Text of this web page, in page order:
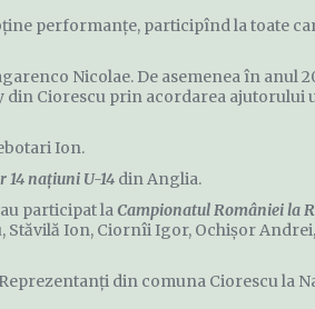
performanţe, participînd la toate
Nicolae. De asemenea în anul
din Ciorescu prin acordarea
Ion.
14 naţiuni U-14 din Anglia.
participat laCampionatul României la
Stăvilă Ion, Ciornîi Igor, Ochişor
din comuna Ciorescu la